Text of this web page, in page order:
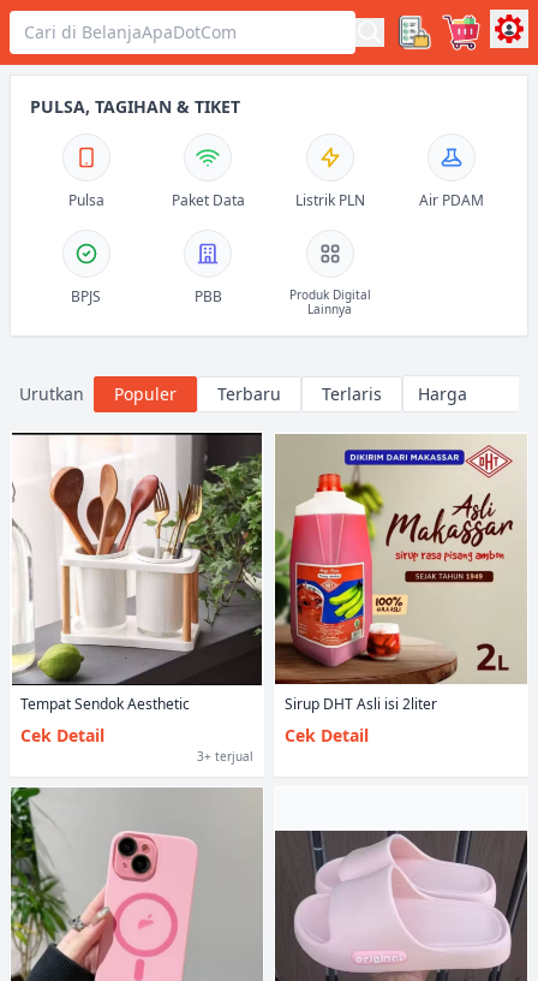
PULSA, TAGIHAN & TIKET
Pulsa Paket Data Listrik PLN Air PDAM
BPJS PBB
Produk Digital
Lainnya
Urutkan Populer Terbaru Terlaris
Tempat Sendok Aesthetic
Cek Detail
3+ terjual
Sirup DHT Asli isi 2liter
Cek Detail